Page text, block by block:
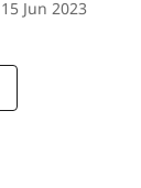
15 Jun 2023